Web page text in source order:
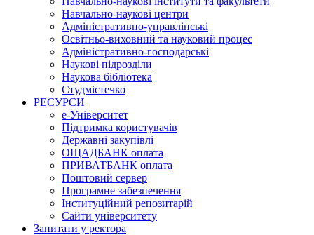
Навчально-наукові центри
Адміністративно-управлінські
Освітньо-виховний та науковий процес
Адміністративно-господарські
Наукові підрозділи
Наукова бібліотека
Студмістечко
РЕСУРСИ
е-Університет
Підтримка користувачів
Державні закупівлі
ОЩАДБАНК оплата
ПРИВАТБАНК оплата
Поштовий сервер
Програмне забезпечення
Інституційний репозитарій
Сайти університету
Запитати у ректора